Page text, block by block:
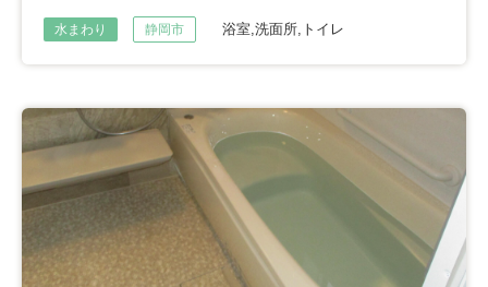
水まわり 静岡市 浴室,洗面所,トイレ